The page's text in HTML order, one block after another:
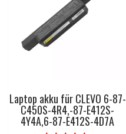
Laptop akku für CLEVO 6-87-
C450S-4R4,-87-E412S-
4Y4A,6-87-E412S-4D7A